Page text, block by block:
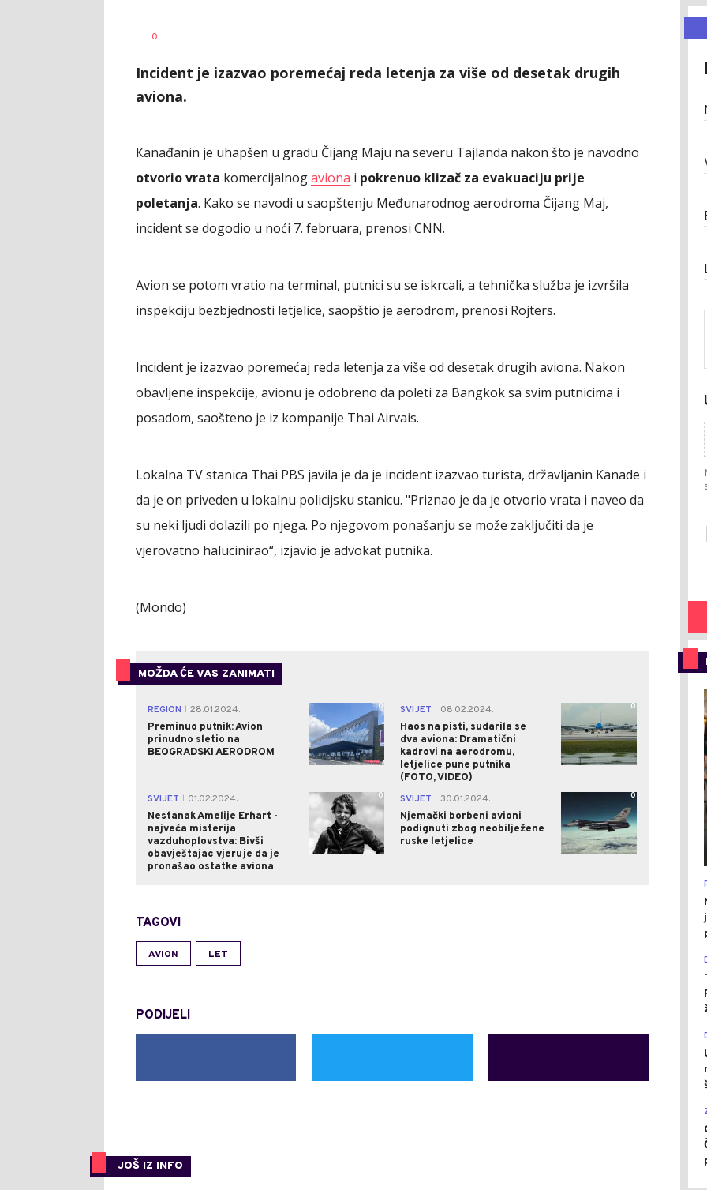
AUTOR
0
Incident je izazvao poremećaj reda letenja za više od desetak drugih
aviona.
Кanađanin je uhapšen u gradu Čijang Maju na severu Tajlanda nakon što je navodno
otvorio vrata komercijalnogaviona i pokrenuo klizač za evakuaciju prije
poletanja. Кako se navodi u saopštenju Međunarodnog aerodroma Čijang Maj,
incident se dogodio u noći 7. februara, prenosi CNN.
Avion se potom vratio na terminal, putnici su se iskrcali, a tehnička služba je izvršila
inspekciju bezbjednosti letjelice, saopštio je aerodrom, prenosi Rojters.
Incident je izazvao poremećaj reda letenja za više od desetak drugih aviona. Nakon
obavljene inspekcije, avionu je odobreno da poleti za Bangkok sa svim putnicima i
posadom, saošteno je iz kompanije Thai Airvais.
Lokalna TV stanica Thai PBS javila je da je incident izazvao turista, državljanin Kanade i
da je on priveden u lokalnu policijsku stanicu. "Priznao je da je otvorio vrata i naveo da
su neki ljudi dolazili po njega. Po njegovom ponašanju se može zaključiti da je
vjerovatno halucinirao“, izjavio je advokat putnika.
(Mondo)
MOŽDA ĆE VAS ZANIMATI
REGION
28.01.2024.
Preminuo putnik: Avion
prinudno sletio na
BEOGRADSKI AERODROM
0 SVIJET
08.02.2024.
Haos na pisti, sudarila se
dva aviona: Dramatični
kadrovi na aerodromu,
letjelice pune putnika
(FOTO, VIDEO)
0
SVIJET
01.02.2024.
Nestanak Amelije Erhart -
najveća misterija
vazduhoplovstva: Bivši
obavještajac vjeruje da je
pronašao ostatke aviona
0 SVIJET
30.01.2024.
Njemački borbeni avioni
podignuti zbog neobilježene
ruske letjelice
0
TAGOVI
AVION LET
PODIJELI
JOŠ IZ INFO